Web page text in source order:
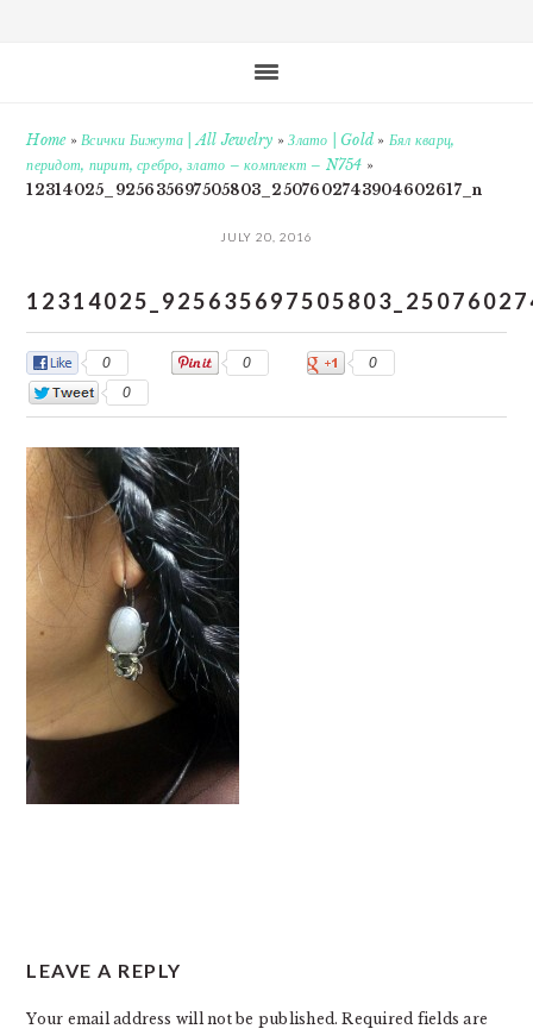
Home»Всички Бижута | All Jewelry »Злато | Gold » Бял кварц,
перидот, пирит, сребро, злато – комплект – N754 »
12314025_925635697505803_2507602743904602617_n
JULY 20, 2016
0 0
0
0
INTERACTIONS
LEAVE A REPLY
Your email address will not be published. Required fields are